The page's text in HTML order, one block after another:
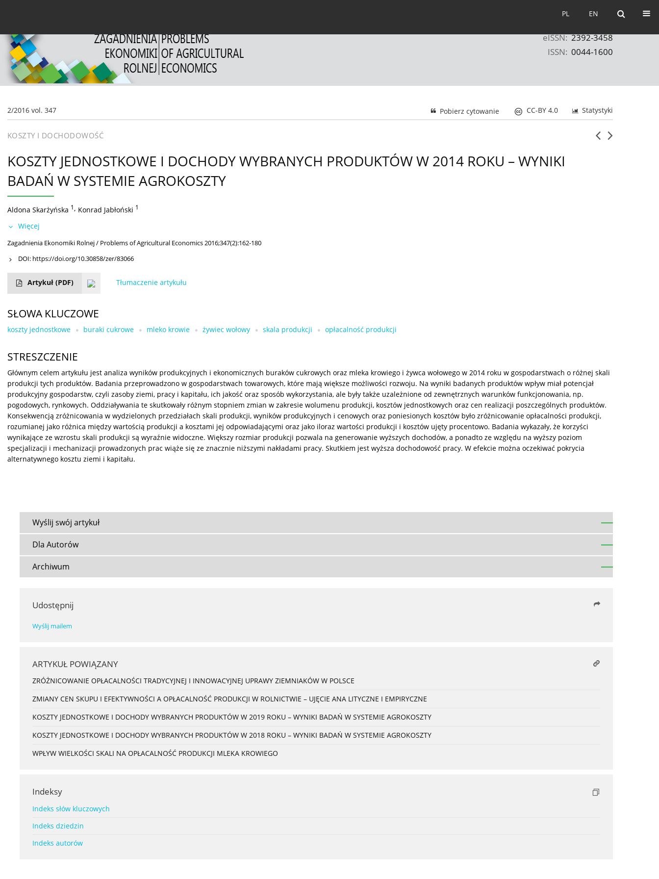
EN
PL EN
PL
eISSN: 2392-3458
ISSN: 0044-1600
2/2016 vol. 347 Statystyki
CC-BY 4.0
Pobierz cytowanie
KOSZTY I DOCHODOWOŚĆ
KOSZTY JEDNOSTKOWE I DOCHODY WYBRANYCH PRODUKTÓW W 2014 ROKU – WYNIKI
BADAŃ W SYSTEMIE AGROKOSZTY
Aldona Skarżyńska 1, Konrad Jabłoński 1
Więcej
Zagadnienia Ekonomiki Rolnej / Problems of Agricultural Economics 2016;347(2):162-180
DOI: https://doi.org/10.30858/zer/83066
Artykuł (PDF) Tłumaczenie artykułu
SŁOWA KLUCZOWE
koszty jednostkowe buraki cukrowe mleko krowie żywiec wołowy skala produkcji opłacalność produkcji
STRESZCZENIE
Głównym celem artykułu jest analiza wyników produkcyjnych i ekonomicznych buraków cukrowych oraz mleka krowiego i żywca wołowego w 2014 roku w gospodarstwach o różnej skali
produkcji tych produktów. Badania przeprowadzono w gospodarstwach towarowych, które mają większe możliwości rozwoju. Na wyniki badanych produktów wpływ miał potencjał
produkcyjny gospodarstw, czyli zasoby ziemi, pracy i kapitału, ich jakość oraz sposób wykorzystania, ale były także uzależnione od zewnętrznych warunków funkcjonowania, np.
pogodowych, rynkowych. Oddziaływania te skutkowały różnym stopniem zmian w zakresie wolumenu produkcji, kosztów jednostkowych oraz cen realizacji poszczególnych produktów.
Konsekwencją zróżnicowania w wydzielonych przedziałach skali produkcji, wyników produkcyjnych i cenowych oraz poniesionych kosztów było zróżnicowanie opłacalności produkcji,
rozumianej jako różnica między wartością produkcji a kosztami jej odpowiadającymi oraz jako iloraz wartości produkcji i kosztów ujęty procentowo. Badania wykazały, że korzyści
wynikające ze wzrostu skali produkcji są wyraźnie widoczne. Większy rozmiar produkcji pozwala na generowanie wyższych dochodów, a ponadto ze względu na wyższy poziom
specjalizacji i mechanizacji prowadzonych prac wiąże się ze znacznie niższymi nakładami pracy. Skutkiem jest wyższa dochodowość pracy. W efekcie można oczekiwać pokrycia
alternatywnego kosztu ziemi i kapitału.
Wyślij swój artykuł
Dla Autorów
Archiwum
Udostępnij
Wyślij mailem
ARTYKUŁ POWIĄZANY
ZRÓŻNICOWANIE OPŁACALNOŚCI TRADYCYJNEJ I INNOWACYJNEJ UPRAWY ZIEMNIAKÓW W POLSCE
ZMIANY CEN SKUPU I EFEKTYWNOŚCI A OPŁACALNOŚĆ PRODUKCJI W ROLNICTWIE – UJĘCIE ANA LITYCZNE I EMPIRYCZNE
KOSZTY JEDNOSTKOWE I DOCHODY WYBRANYCH PRODUKTÓW W 2019 ROKU – WYNIKI BADAŃ W SYSTEMIE AGROKOSZTY
KOSZTY JEDNOSTKOWE I DOCHODY WYBRANYCH PRODUKTÓW W 2018 ROKU – WYNIKI BADAŃ W SYSTEMIE AGROKOSZTY
WPŁYW WIELKOŚCI SKALI NA OPŁACALNOŚĆ PRODUKCJI MLEKA KROWIEGO
Indeksy
Indeks słów kluczowych
Indeks dziedzin
Indeks autorów